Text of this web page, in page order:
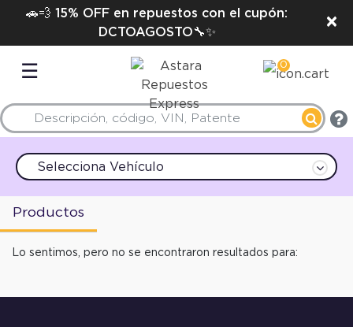
🚗💨 15% OFF en repuestos con el cupón:
DCTOAGOSTO🔧✨
×
☰ 0
Selecciona Vehículo
Productos
Lo sentimos, pero no se encontraron resultados para: